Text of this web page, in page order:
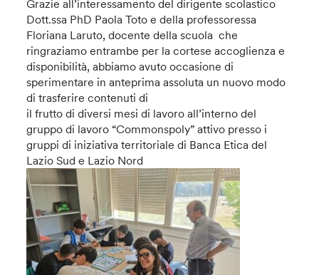
Grazie all’interessamento del dirigente scolastico
Dott.ssa PhD Paola Toto e della professoressa
Floriana Laruto, docente della scuola che
ringraziamo entrambe per la cortese accoglienza e
disponibilità, abbiamo avuto occasione di
sperimentare in anteprima assoluta un nuovo modo
di trasferire contenuti di
il frutto di diversi mesi di lavoro all’interno del
gruppo di lavoro “Commonspoly” attivo presso i
gruppi di iniziativa territoriale di Banca Etica del
Lazio Sud e Lazio Nord